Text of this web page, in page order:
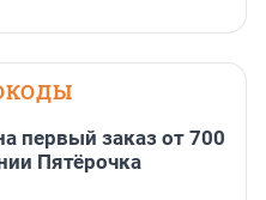
первый заказ от 700
Пятёрочка